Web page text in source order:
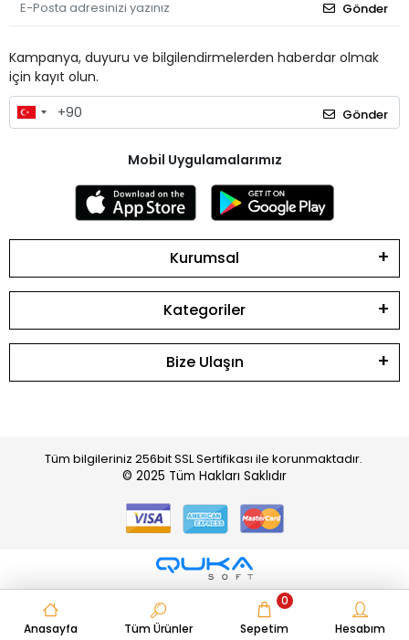
Gönder
Kampanya, duyuru ve bilgilendirmelerden haberdar olmak
için kayıt olun.
Gönder
Mobil Uygulamalarımız
Kurumsal
Kategoriler
Bize Ulaşın
Tüm bilgileriniz 256bit SSL Sertifikası ile korunmaktadır.
© 2025 Tüm Hakları Saklıdır
Anasayfa Tüm Ürünler Sepetim
0
Hesabım